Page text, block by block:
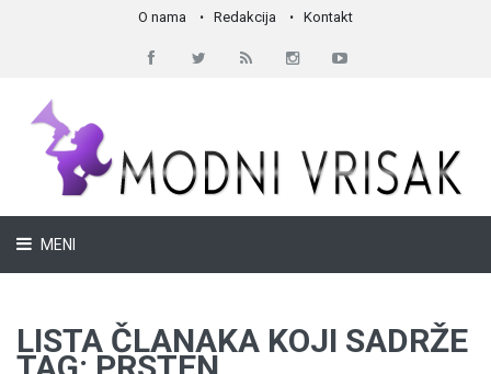
O nama Redakcija Kontakt
MENI
LISTA ČLANAKA KOJI SADRŽE